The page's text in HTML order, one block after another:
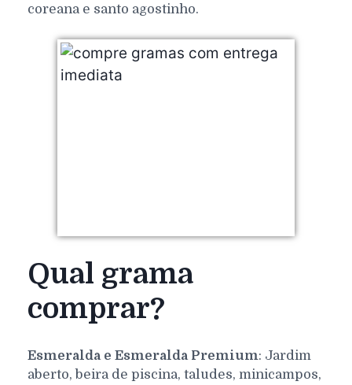
coreana e santo agostinho.
Qual grama
comprar?
Esmeralda e Esmeralda Premium: Jardim
aberto, beira de piscina, taludes, minicampos,